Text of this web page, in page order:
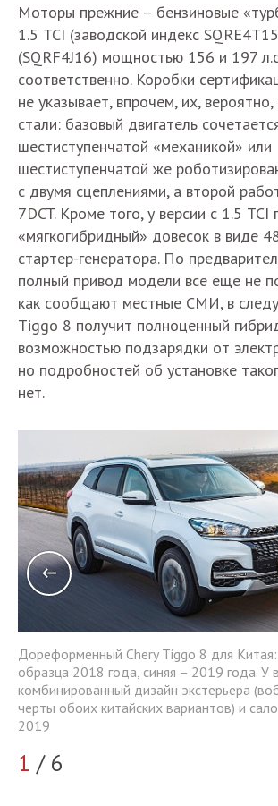
Моторы прежние – бензиновые
1.5 TCI (заводской индекс
(SQRF4J16) мощностью 156 и 197
соответственно. Коробки
не указывает, впрочем, их,
стали: базовый двигатель
шестиступенчатой «механикой» или
шестиступенчатой же
с двумя сцеплениями, а второй
7DCT. Кроме того, у версии с 1.5 TCI
«мягкогибридный» довесок в виде
стартер-генератора. По
полный привод модели все еще не
как сообщают местные СМИ, в
Tiggo 8 получит полноценный
возможностью подзарядки от
но подробностей об установке
нет.
Дореформенный Chery Tiggo 8 для
образца 2018 года, синяя – 2019 года. У
комбинированный дизайн экстерьера
черты обоих китайских вариантов) и
2019
1 / 6